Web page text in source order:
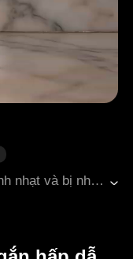
Sau nhiều năm bị chồng là Liam lạnh nhạt và bị nhân tình của anh ta là Seraphina chèn ép, Skye Sterling cô độc qua đời trong tuyệt vọng. Thế nhưng, khi mở mắt ra lần nữa, cô phát hiện mình đã quay trở về đúng ngày kỷ niệm năm năm kết hôn. Mang theo ký ức của kiếp trước cùng mạng lưới tình báo bí mật mang tên The Prophets, Skye quyết định không tiếp tục làm nạn nhân. Cô khoác lên mình chiếc váy đỏ như lời tuyên chiến, mua lại một mỏ quặng bị xem là vô giá trị nhưng sau này trở thành khu chợ hoàng gia sầm uất, quay lại trường luật và bắt tay với Alistair, vị lãnh chúa từng bị lưu đày. Hai người cùng nhau phong tỏa tài sản của Liam, vạch trần mọi bê bối của Seraphina, đồng thời Skye công khai đệ đơn xin hủy bỏ cuộc hôn nhân trước toàn thể giới quý tộc. Từ một người vợ cam chịu bị chà đạp, Skye từng bước trở thành người thao túng cuộc chơi. Lần này, cô không chỉ thay đổi số phận của mình mà còn viết lại toàn bộ ván cờ.